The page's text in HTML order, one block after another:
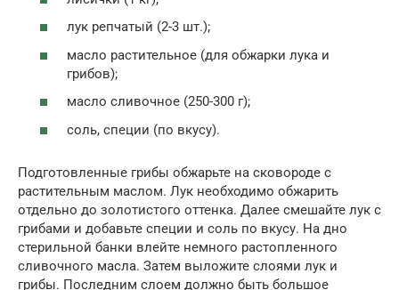
лук репчатый (2-3 шт.);
масло растительное (для обжарки лука и
грибов);
масло сливочное (250-300 г);
соль, специи (по вкусу).
Подготовленные грибы обжарьте на сковороде с
растительным маслом. Лук необходимо обжарить
отдельно до золотистого оттенка. Далее смешайте лук с
грибами и добавьте специи и соль по вкусу. На дно
стерильной банки влейте немного растопленного
сливочного масла. Затем выложите слоями лук и
грибы. Последним слоем должно быть большое